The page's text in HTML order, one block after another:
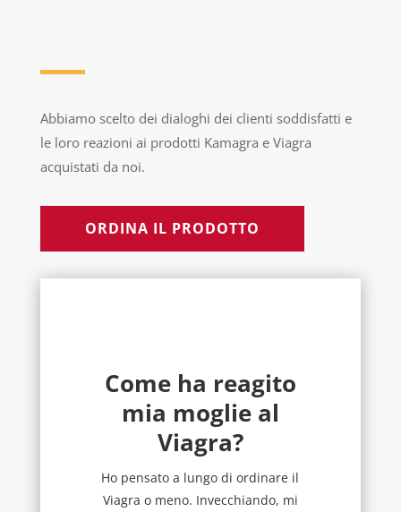
Abbiamo scelto dei dialoghi dei clienti soddisfatti e
le loro reazioni ai prodotti Kamagra e Viagra
acquistati da noi.
ORDINA IL PRODOTTO
Come ha reagito
mia moglie al
Viagra?
Ho pensato a lungo di ordinare il
Viagra o meno. Invecchiando, mi